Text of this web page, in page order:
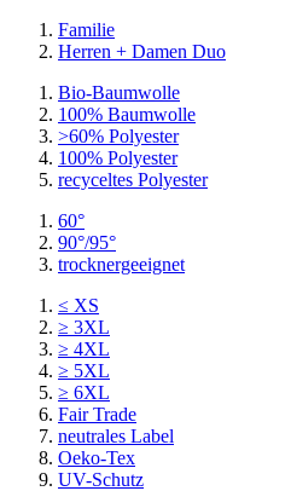
Familie
Herren + Damen Duo
Bio-Baumwolle
100% Baumwolle
>60% Polyester
100% Polyester
recyceltes Polyester
60°
90°/95°
trocknergeeignet
≤ XS
≥ 3XL
≥ 4XL
≥ 5XL
≥ 6XL
Fair Trade
neutrales Label
Oeko-Tex
UV-Schutz